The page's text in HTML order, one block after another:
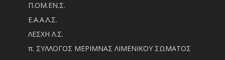
Π.ΟM.EN.Σ.
Ε.Α.Α.Λ.Σ.
ΛΕΣΧΗ Λ.Σ.
π. ΣΥΛΛΟΓΟΣ ΜΕΡΙΜΝΑΣ ΛΙΜΕΝΙΚΟΥ ΣΩΜΑΤΟΣ